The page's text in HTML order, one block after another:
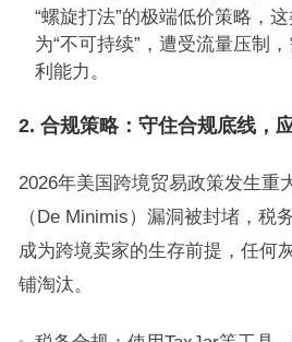
“螺旋打法”的极端低价策略，
为“不可持续”，遭受流量压制
利能力。
2. 合规策略：守住合规底线，
2026年美国跨境贸易政策发生重
（De Minimis）漏洞被封堵，税
成为跨境卖家的生存前提，任何
铺淘汰。